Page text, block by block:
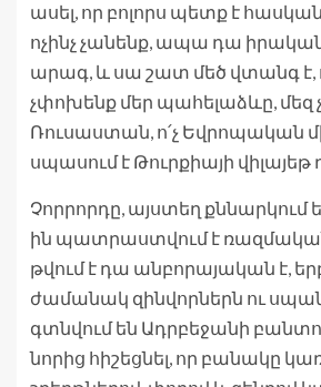
ասել, որ բոլորս պետք է
ոչինչ չանենք, ապա դա
արագ, և սա շատ մեծ վտանգ է,
չփոխենք մեր պահելաձևը, մեզ
Ռուսաստան, ո՛չ Եվրոպական
սպասում է Թուրքիայի վիլայեթ
Չորրորդը, այստեղ քննարկում
ին պատրաստվում է ռազմական
թվում է դա անբորայական է, երբ
ժամանակ զինվորներն ու
գտնվում են Ադրբեջանի
նորից հիշեցնել, որ բանակը